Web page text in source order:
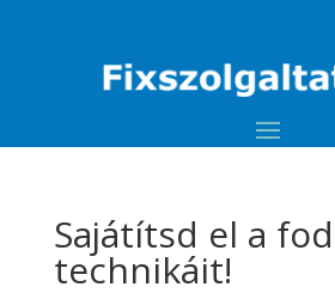
Sajátítsd el a
technikáit!